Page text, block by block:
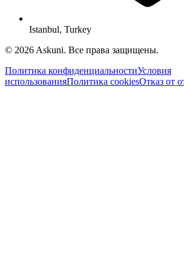
Istanbul, Turkey
© 2026 Askuni. Все права защищены.
Политика конфиденциальностиУсловия
использованияПолитика cookiesОтказ от